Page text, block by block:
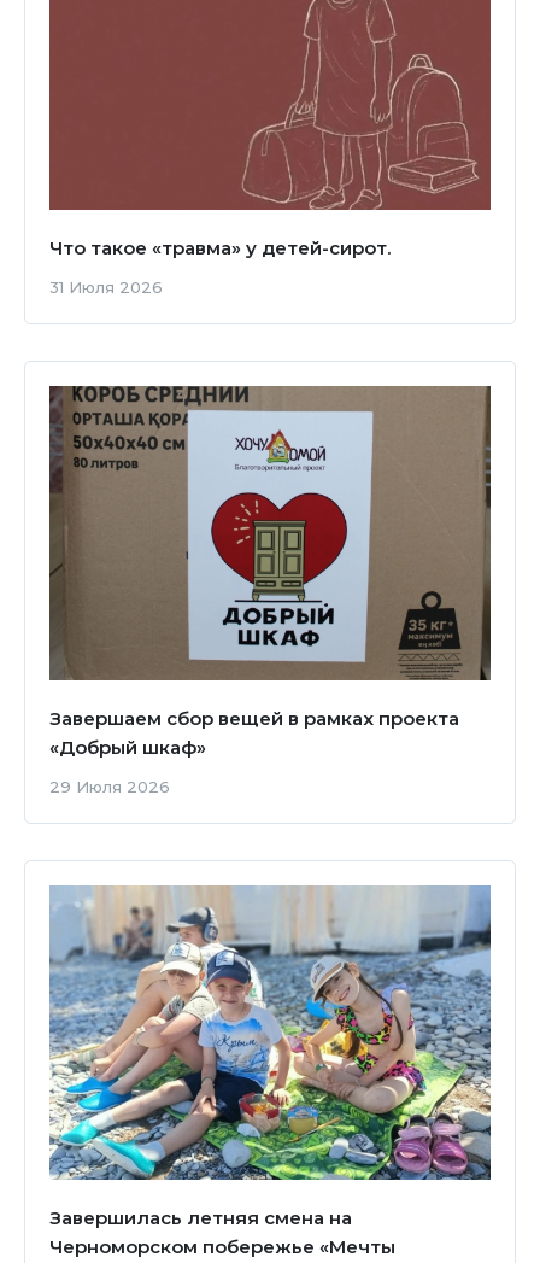
Что такое «травма» у детей-сирот.
31 Июля 2026
Завершаем сбор вещей в рамках проекта
«Добрый шкаф»
29 Июля 2026
Завершилась летняя смена на
Черноморском побережье «Мечты